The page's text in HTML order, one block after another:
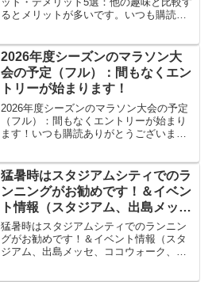
るとメリットが多いです。いつも購読あ
リットを紹介します。🏃‍♀️ランニングのメ
リット5選心身と...
2026年度シーズンのマラソン大
会の予定（フル）：間もなくエン
トリーが始まります！
2026年度シーズンのマラソン大会の予定
（フル）：間もなくエントリーが始まり
ます！いつも購読ありがとうございま
のエントリーが始まっています。予定が
決まっている大...
猛暑時はスタジアムシティでのラ
ンニングがお勧めです！＆イベン
ト情報（スタジアム、出島メッ
セ、ココウォーク、諏訪神社）
猛暑時はスタジアムシティでのランニン
グがお勧めです！＆イベント情報（スタ
ジアム、出島メッセ、ココウォーク、諏